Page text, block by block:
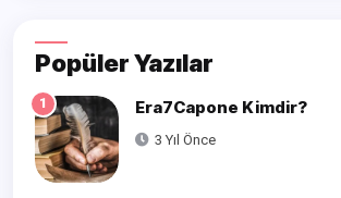
Popüler Yazılar
1 Era7Capone Kimdir?
3 Yıl Önce